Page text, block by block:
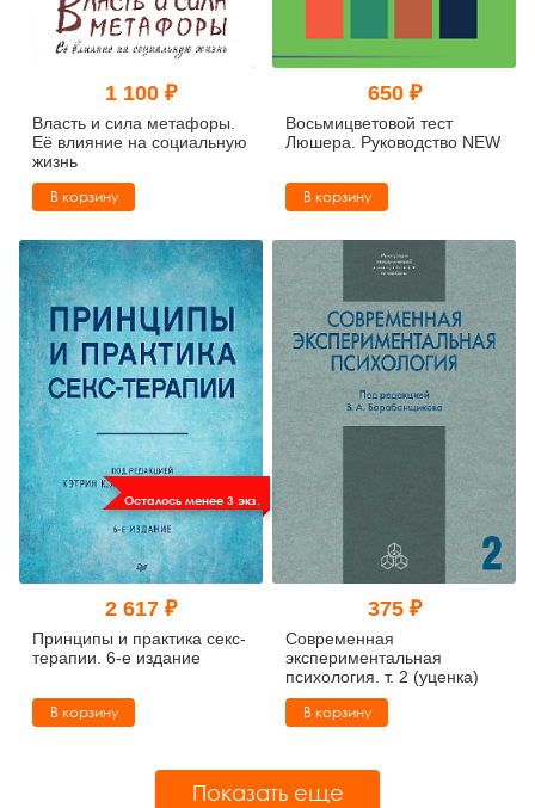
1 100 ₽
Власть и сила метафоры.
Её влияние на социальную
жизнь
В корзину
650 ₽
Восьмицветовой тест
Люшера. Руководство NEW
В корзину
Осталось менее 3 экз.
2 617 ₽
Принципы и практика секс-
терапии. 6-е издание
В корзину
375 ₽
Современная
экспериментальная
психология. т. 2 (уценка)
В корзину
Показать еще